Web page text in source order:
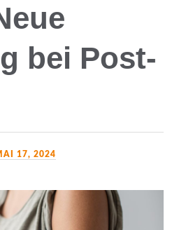
bei Post-
17, 2024